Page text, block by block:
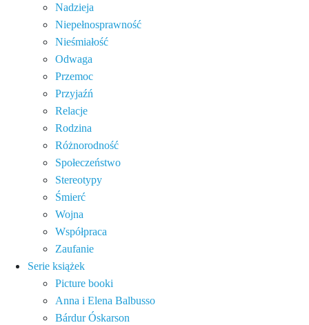
Nadzieja
Niepełnosprawność
Nieśmiałość
Odwaga
Przemoc
Przyjaźń
Relacje
Rodzina
Różnorodność
Społeczeństwo
Stereotypy
Śmierć
Wojna
Współpraca
Zaufanie
Serie książek
Picture booki
Anna i Elena Balbusso
Bárdur Óskarson